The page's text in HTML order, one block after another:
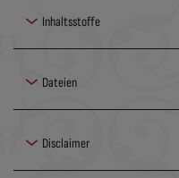
Inhaltsstoffe
Dateien
Disclaimer